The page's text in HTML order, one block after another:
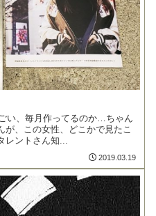
い、毎月作ってるのか…ちゃん
が、この女性、どこかで見たこ
レントさん知...
2019.03.19